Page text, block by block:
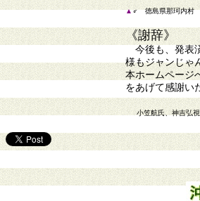
▲♂ 徳島県那珂内村
《謝辞》
今後も、発表
様もジャンじゃ
本ホームページ
をあげて感謝い
小笠航氏、神吉弘